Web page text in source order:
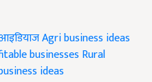
Agri business ideas
businesses Rural
ideas